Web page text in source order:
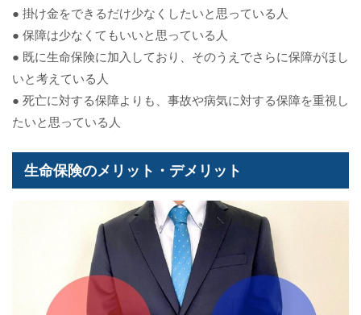
● 掛け金をできるだけ少なくしたいと思っている人
● 保障は少なくてもいいと思っている人
● 既に生命保険に加入しており、そのうえでさらに保障がほし
いと考えている人
● 死亡に対する保障よりも、事故や病気に対する保障を重視し
たいと思っている人
生命保険のメリット・デメリット